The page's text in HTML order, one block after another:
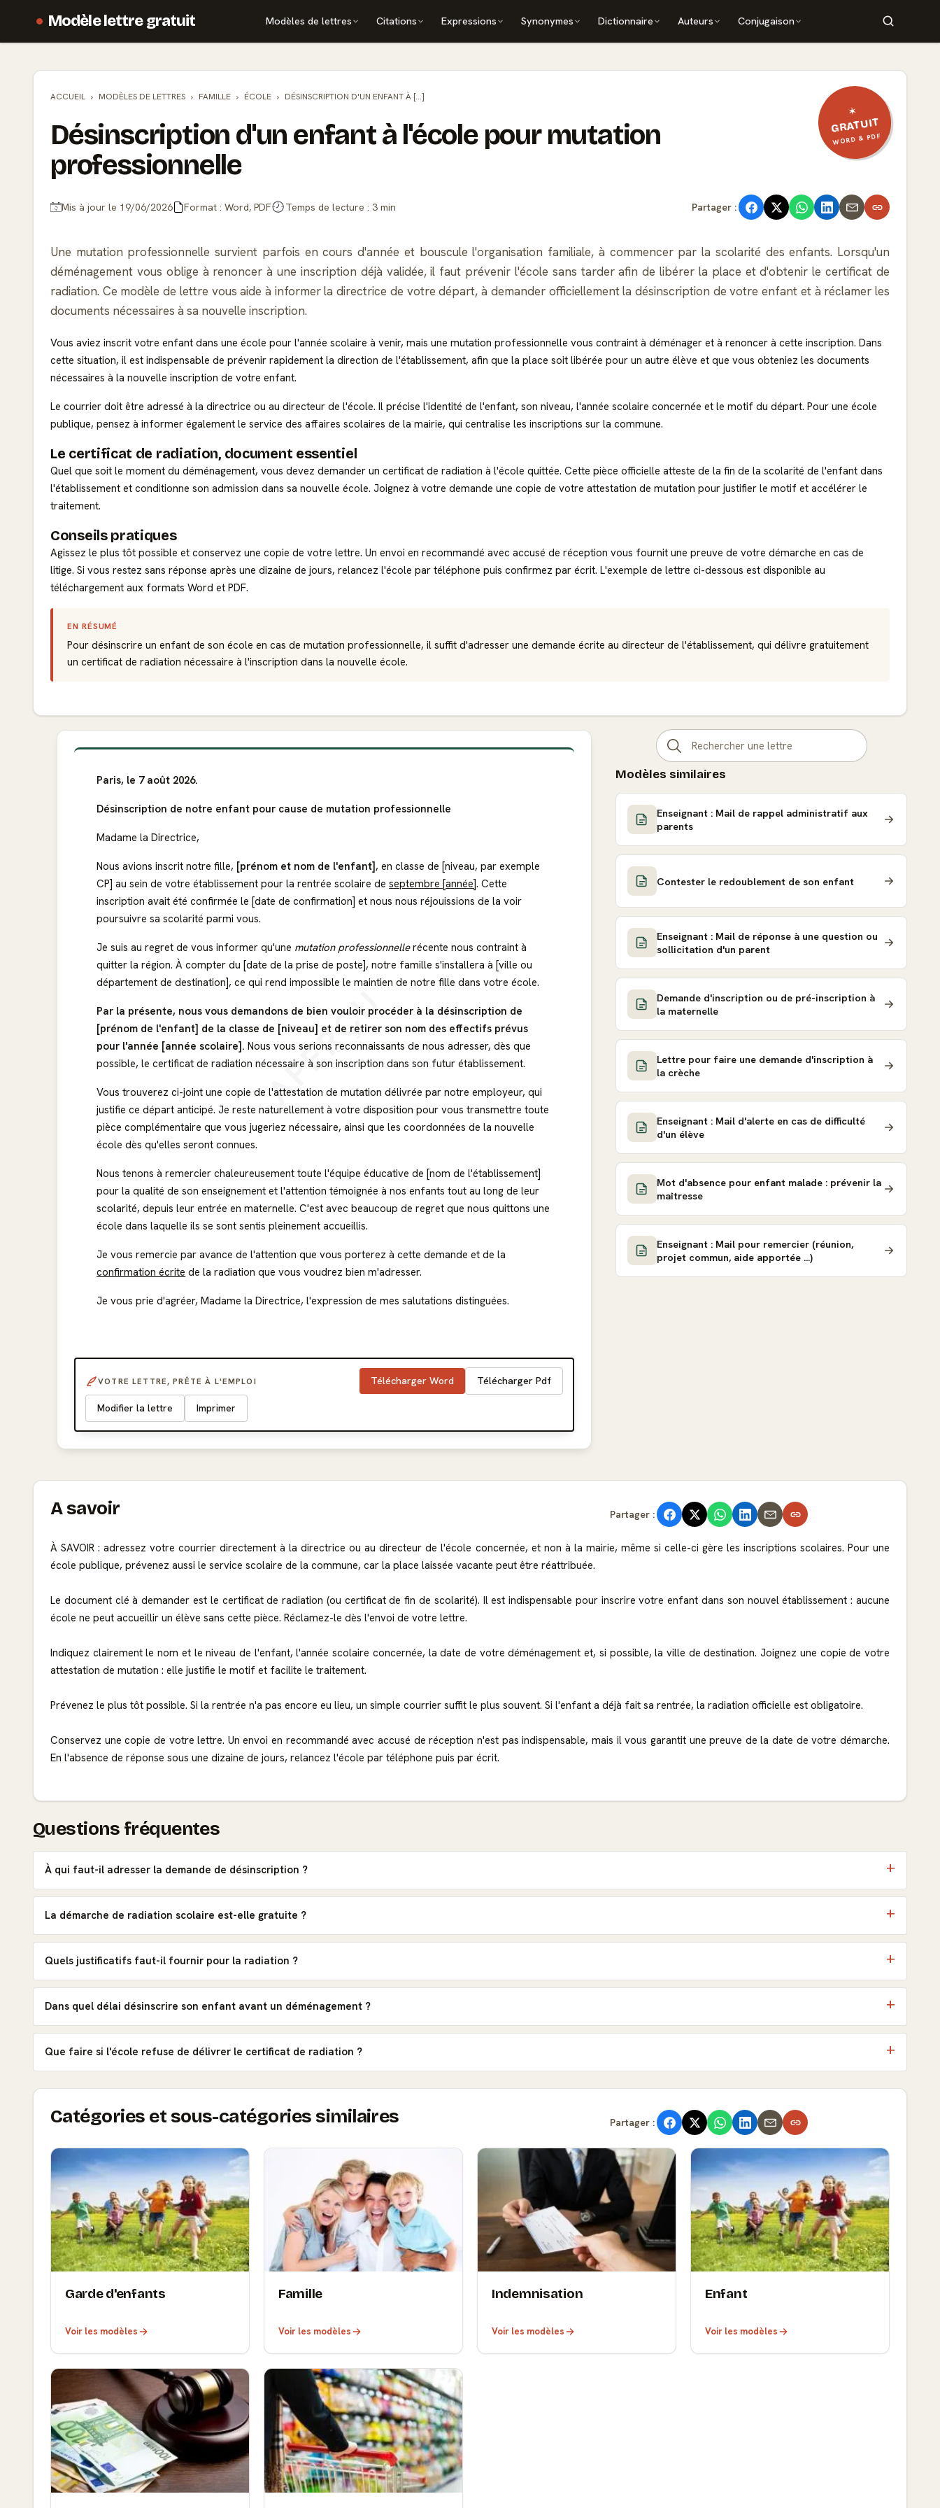
Modèle lettre gratuit Modèles de lettres Citations Expressions Synonymes Dictionnaire Auteurs Conjugaison
✶
GRATUIT
WORD & PDF
ACCUEIL MODÈLES DE LETTRES FAMILLE ÉCOLE DÉSINSCRIPTION D'UN ENFANT À [...]
Désinscription d'un enfant à l'école pour mutation
professionnelle
Mis à jour le 19/06/2026 Format : Word, PDF Temps de lecture : 3 min Partager :
Une mutation professionnelle survient parfois en cours d'année et bouscule l'organisation familiale, à commencer par la scolarité des enfants. Lorsqu'un
déménagement vous oblige à renoncer à une inscription déjà validée, il faut prévenir l'école sans tarder afin de libérer la place et d'obtenir le certificat de
radiation. Ce modèle de lettre vous aide à informer la directrice de votre départ, à demander officiellement la désinscription de votre enfant et à réclamer les
documents nécessaires à sa nouvelle inscription.
Vous aviez inscrit votre enfant dans une école pour l'année scolaire à venir, mais une mutation professionnelle vous contraint à déménager et à renoncer à cette inscription. Dans
cette situation, il est indispensable de prévenir rapidement la direction de l'établissement, afin que la place soit libérée pour un autre élève et que vous obteniez les documents
nécessaires à la nouvelle inscription de votre enfant.
Le courrier doit être adressé à la directrice ou au directeur de l'école. Il précise l'identité de l'enfant, son niveau, l'année scolaire concernée et le motif du départ. Pour une école
publique, pensez à informer également le service des affaires scolaires de la mairie, qui centralise les inscriptions sur la commune.
Le certificat de radiation, document essentiel
Quel que soit le moment du déménagement, vous devez demander un certificat de radiation à l'école quittée. Cette pièce officielle atteste de la fin de la scolarité de l'enfant dans
l'établissement et conditionne son admission dans sa nouvelle école. Joignez à votre demande une copie de votre attestation de mutation pour justifier le motif et accélérer le
traitement.
Conseils pratiques
Agissez le plus tôt possible et conservez une copie de votre lettre. Un envoi en recommandé avec accusé de réception vous fournit une preuve de votre démarche en cas de
litige. Si vous restez sans réponse après une dizaine de jours, relancez l'école par téléphone puis confirmez par écrit. L'exemple de lettre ci-dessous est disponible au
téléchargement aux formats Word et PDF.
EN RÉSUMÉ
Pour désinscrire un enfant de son école en cas de mutation professionnelle, il suffit d'adresser une demande écrite au directeur de l'établissement, qui délivre gratuitement
un certificat de radiation nécessaire à l'inscription dans la nouvelle école.
APERÇU
Paris, le 7 août 2026.
Désinscription de notre enfant pour cause de mutation professionnelle
Madame la Directrice,
Nous avions inscrit notre fille, [prénom et nom de l'enfant], en classe de [niveau, par exemple
CP] au sein de votre établissement pour la rentrée scolaire deseptembre [année]. Cette
inscription avait été confirmée le [date de confirmation] et nous nous réjouissions de la voir
poursuivre sa scolarité parmi vous.
Je suis au regret de vous informer qu'une mutation professionnellerécente nous contraint à
quitter la région. À compter du [date de la prise de poste], notre famille s'installera à [ville ou
département de destination], ce qui rend impossible le maintien de notre fille dans votre école.
Par la présente, nous vous demandons de bien vouloir procéder à la désinscription de
[prénom de l'enfant] de la classe de [niveau] et de retirer son nom des effectifs prévus
pour l'année [année scolaire]. Nous vous serions reconnaissants de nous adresser, dès que
possible, le certificat de radiation nécessaire à son inscription dans son futur établissement.
Vous trouverez ci-joint une copie de l'attestation de mutation délivrée par notre employeur, qui
justifie ce départ anticipé. Je reste naturellement à votre disposition pour vous transmettre toute
pièce complémentaire que vous jugeriez nécessaire, ainsi que les coordonnées de la nouvelle
école dès qu'elles seront connues.
Nous tenons à remercier chaleureusement toute l'équipe éducative de [nom de l'établissement]
pour la qualité de son enseignement et l'attention témoignée à nos enfants tout au long de leur
scolarité, depuis leur entrée en maternelle. C'est avec beaucoup de regret que nous quittons une
école dans laquelle ils se sont sentis pleinement accueillis.
Je vous remercie par avance de l'attention que vous porterez à cette demande et de la
confirmation écrite de la radiation que vous voudrez bien m'adresser.
Je vous prie d'agréer, Madame la Directrice, l'expression de mes salutations distinguées.
VOTRE LETTRE, PRÊTE À L'EMPLOI Télécharger Word Télécharger Pdf
Modifier la lettre Imprimer
Modèles similaires
Enseignant : Mail de rappel administratif aux
parents
Contester le redoublement de son enfant
Enseignant : Mail de réponse à une question ou
sollicitation d'un parent
Demande d'inscription ou de pré-inscription à
la maternelle
Lettre pour faire une demande d'inscription à
la crèche
Enseignant : Mail d'alerte en cas de difficulté
d'un élève
Mot d'absence pour enfant malade : prévenir la
maîtresse
Enseignant : Mail pour remercier (réunion,
projet commun, aide apportée ...)
A savoir Partager :
À SAVOIR : adressez votre courrier directement à la directrice ou au directeur de l'école concernée, et non à la mairie, même si celle-ci gère les inscriptions scolaires. Pour une
école publique, prévenez aussi le service scolaire de la commune, car la place laissée vacante peut être réattribuée.
Le document clé à demander est le certificat de radiation (ou certificat de fin de scolarité). Il est indispensable pour inscrire votre enfant dans son nouvel établissement : aucune
école ne peut accueillir un élève sans cette pièce. Réclamez-le dès l'envoi de votre lettre.
Indiquez clairement le nom et le niveau de l'enfant, l'année scolaire concernée, la date de votre déménagement et, si possible, la ville de destination. Joignez une copie de votre
attestation de mutation : elle justifie le motif et facilite le traitement.
Prévenez le plus tôt possible. Si la rentrée n'a pas encore eu lieu, un simple courrier suffit le plus souvent. Si l'enfant a déjà fait sa rentrée, la radiation officielle est obligatoire.
Conservez une copie de votre lettre. Un envoi en recommandé avec accusé de réception n'est pas indispensable, mais il vous garantit une preuve de la date de votre démarche.
En l'absence de réponse sous une dizaine de jours, relancez l'école par téléphone puis par écrit.
Questions fréquentes
À qui faut-il adresser la demande de désinscription ?
La démarche de radiation scolaire est-elle gratuite ?
Quels justificatifs faut-il fournir pour la radiation ?
Dans quel délai désinscrire son enfant avant un déménagement ?
Que faire si l'école refuse de délivrer le certificat de radiation ?
Catégories et sous-catégories similaires Partager :
Garde d'enfants
Voir les modèles
Famille
Voir les modèles
Indemnisation
Voir les modèles
Enfant
Voir les modèles